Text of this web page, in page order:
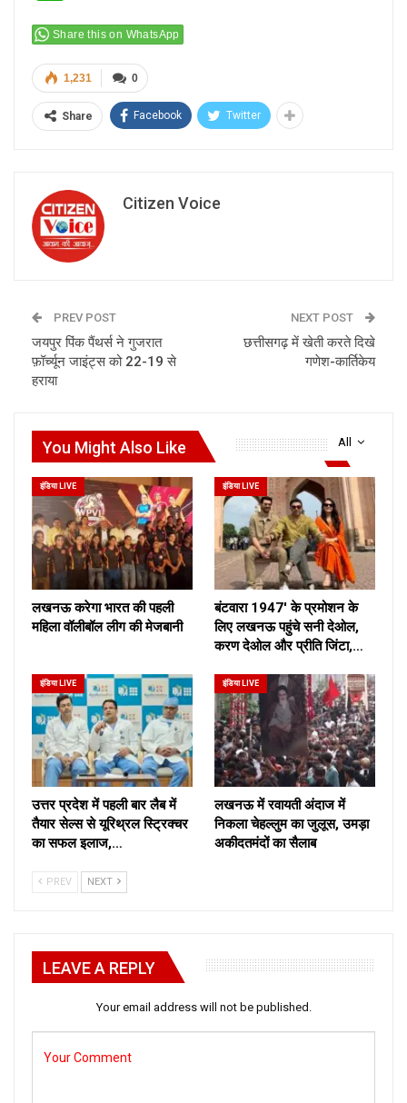
Share this on WhatsApp
0
1,231
Share Facebook Twitter
Citizen Voice
PREV POST
जयपुर पिंक पैंथर्स ने गुजरात
फ़ॉर्च्यून जाइंट्स को 22-19 से
हराया
NEXT POST
छत्तीसगढ़ में खेती करते दिखे
गणेश-कार्तिकेय
All
You Might Also Like
इंडिया LIVE
लखनऊ करेगा भारत की पहली
महिला वॉलीबॉल लीग की मेजबानी
इंडिया LIVE
बंटवारा 1947′ के प्रमोशन के
लिए लखनऊ पहुंचे सनी देओल,
करण देओल और प्रीति जिंटा,…
इंडिया LIVE
उत्तर प्रदेश में पहली बार लैब में
तैयार सेल्स से यूरिथ्रल स्ट्रिक्चर
का सफल इलाज,…
इंडिया LIVE
लखनऊ में रवायती अंदाज में
निकला चेहल्लुम का जुलूस, उमड़ा
अकीदतमंदों का सैलाब
PREV NEXT
LEAVE A REPLY
Your email address will not be published.